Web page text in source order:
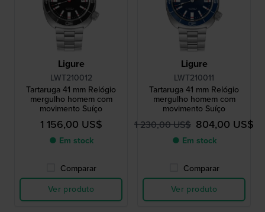
Ligure
LWT210012
Tartaruga 41 mm Relógio
mergulho homem com
movimento Suíço
1 156,00 US$
● Em stock
Comparar
Ver produto
Ligure
LWT210011
Tartaruga 41 mm Relógio
mergulho homem com
movimento Suíço
1 230,00 US$ 804,00 US$
● Em stock
Comparar
Ver produto